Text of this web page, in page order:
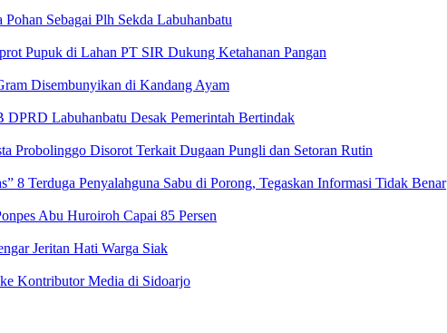
Sebagai Plh Sekda Labuhanbatu
Pupuk di Lahan PT SIR Dukung Ketahanan Pangan
Disembunyikan di Kandang Ayam
DPRD Labuhanbatu Desak Pemerintah Bertindak
Probolinggo Disorot Terkait Dugaan Pungli dan Setoran Rutin
8 Terduga Penyalahguna Sabu di Porong, Tegaskan Informasi Tidak Benar
Abu Huroiroh Capai 85 Persen
Jeritan Hati Warga Siak
Kontributor Media di Sidoarjo